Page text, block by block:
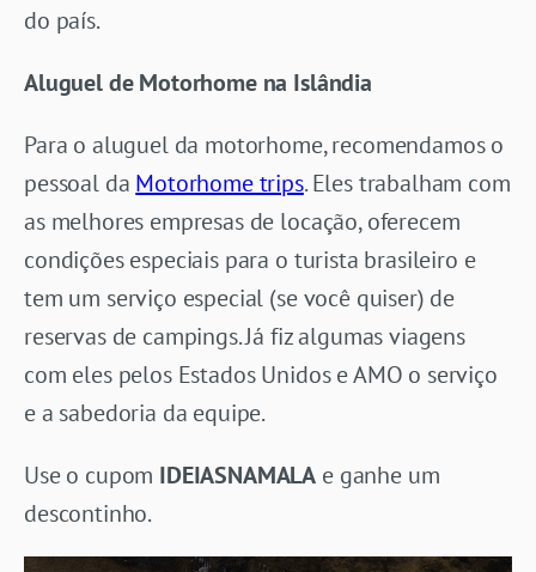
do país.
Aluguel de Motorhome na Islândia
Para o aluguel da motorhome, recomendamos o
pessoal da Motorhome trips. Eles trabalham com
as melhores empresas de locação, oferecem
condições especiais para o turista brasileiro e
tem um serviço especial (se você quiser) de
reservas de campings. Já fiz algumas viagens
com eles pelos Estados Unidos e AMO o serviço
e a sabedoria da equipe.
Use o cupom IDEIASNAMALA e ganhe um
descontinho.